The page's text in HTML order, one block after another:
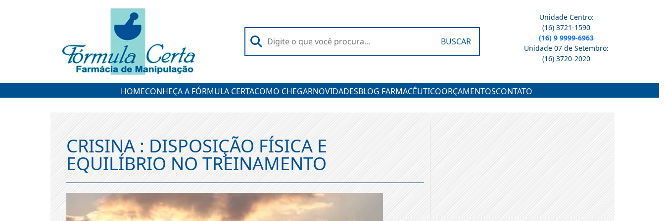
BUSCAR
Unidade Centro:
(16) 3721-1590
(16) 9 9999-6963
Unidade 07 de Setembro:
(16) 3720-2020
HOMECONHEÇA A FÓRMULA CERTACOMO CHEGARNOVIDADESBLOG FARMACÊUTICOORÇAMENTOSCONTATO
CRISINA : DISPOSIÇÃO FÍSICA E
EQUILÍBRIO NO TREINAMENTO